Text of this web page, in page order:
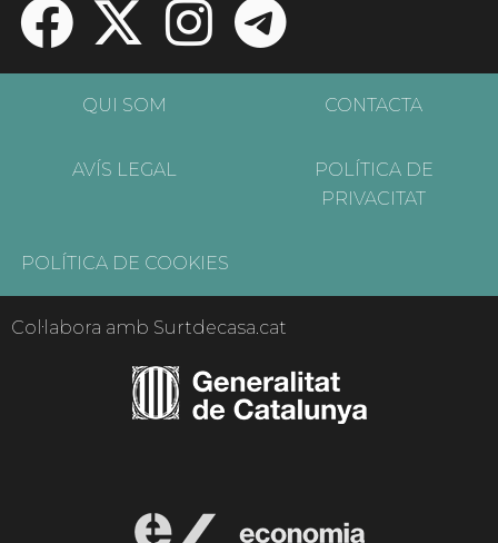
QUI SOM CONTACTA
AVÍS LEGAL
POLÍTICA DE
PRIVACITAT
POLÍTICA DE COOKIES
Col·labora amb Surtdecasa.cat